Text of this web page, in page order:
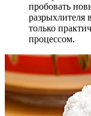
пробовать
разрыхлителя
только
процессом.